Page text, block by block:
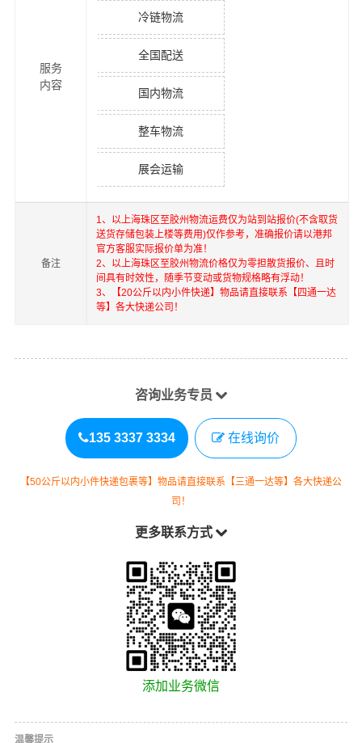
服务
内容
冷链物流
全国配送
国内物流
整车物流
展会运输
备注
1、以上海珠区 至胶州物流运费仅为站到站报价(不含取货
送货存储包装上楼等费用)仅作参考，准确报价请以港邦
官方客服实际报价单为准！
2、以上海珠区 至胶州物流价格仅为零担散货报价、且时
间具有时效性，随季节变动或货物规格略有浮动！
3、【20公斤以内小件快递】物品请直接联系【四通一达
等】各大快递公司！
咨询业务专员
135 3337 3334 在线询价
【50公斤以内小件快递包裹等】物品请直接联系【三通一达等】各大快递公
司！
更多联系方式
添加业务微信
温馨提示